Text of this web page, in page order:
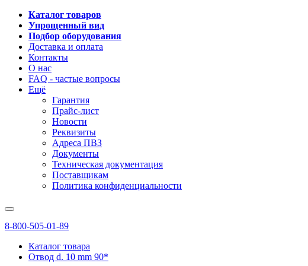
Каталог товаров
Упрощенный вид
Подбор оборудования
Доставка и оплата
Контакты
О нас
FAQ - частые вопросы
Ещё
Гарантия
Прайс-лист
Новости
Реквизиты
Адреса ПВЗ
Документы
Техническая документация
Поставщикам
Политика конфиденциальности
8-800-505-01-89
Каталог товара
Отвод d. 10 mm 90*